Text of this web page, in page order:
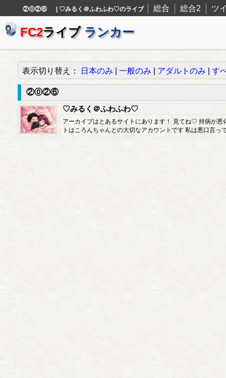
②⓪②⑥ | ♡みるく＠ふわふわ♡のライブ 総合 総合2 ツ
FC2ライブ ランカー
表示切り替え： 日本のみ 一般のみ アダルトのみ す
②⓪②⑥
♡みるく＠ふわふわ♡
アーカイブはとあるサイトにあります！ 見てね♡ 持病が
トはころんちゃんとの大切なアカウントです 私は悪口言